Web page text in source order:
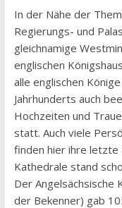
In der Nähe der
Regierungs- und
gleichnamige
englischen
alle englischen
Jahrhunderts auch
Hochzeiten und
statt. Auch viele
finden hier ihre letzte
Kathedrale stand
Der Angelsächsische
der Bekenner) gab